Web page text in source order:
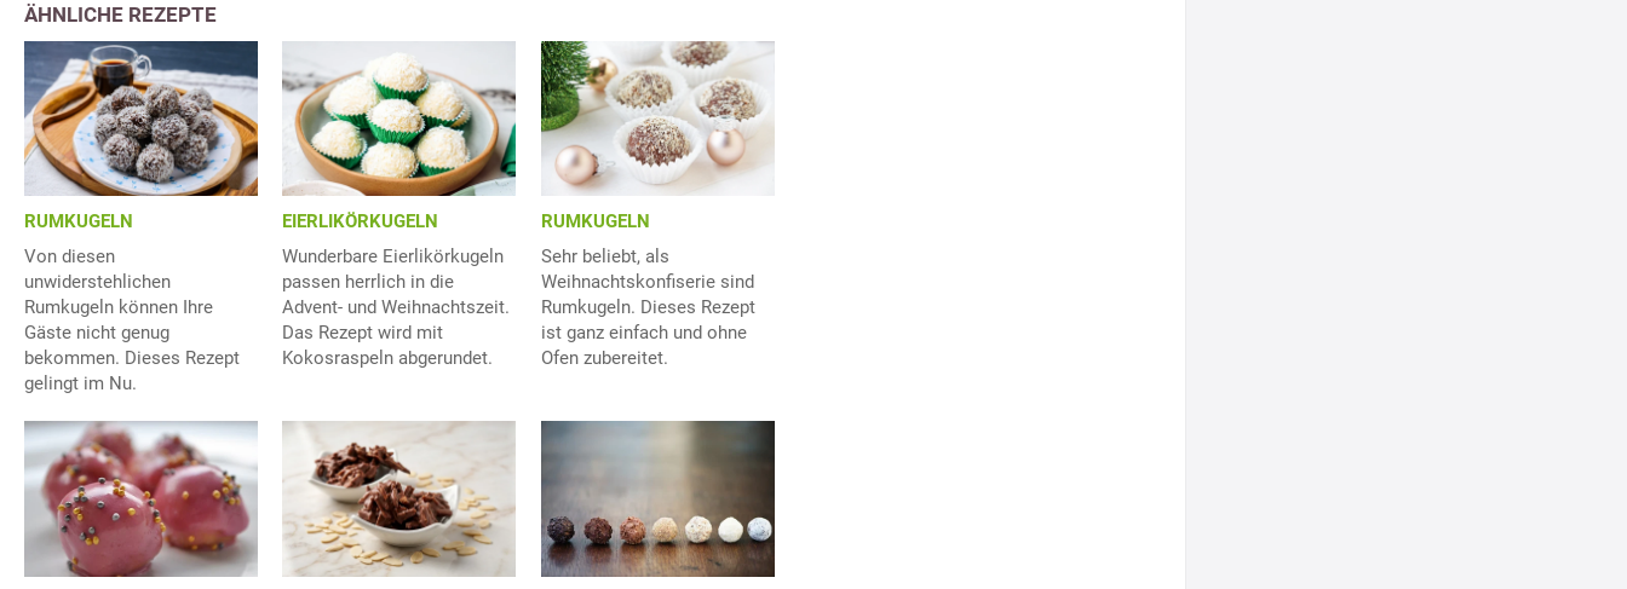
ÄHNLICHE REZEPTE
RUMKUGELN
Von diesen
unwiderstehlichen
Rumkugeln können Ihre
Gäste nicht genug
bekommen. Dieses Rezept
gelingt im Nu.
EIERLIKÖRKUGELN
Wunderbare Eierlikörkugeln
passen herrlich in die
Advent- und Weihnachtszeit.
Das Rezept wird mit
Kokosraspeln abgerundet.
RUMKUGELN
Sehr beliebt, als
Weihnachtskonfiserie sind
Rumkugeln. Dieses Rezept
ist ganz einfach und ohne
Ofen zubereitet.